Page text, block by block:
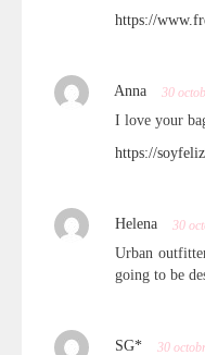
https://
Anna 30
I love your
https://
Helena 30
Urban
going to be
SG* 30